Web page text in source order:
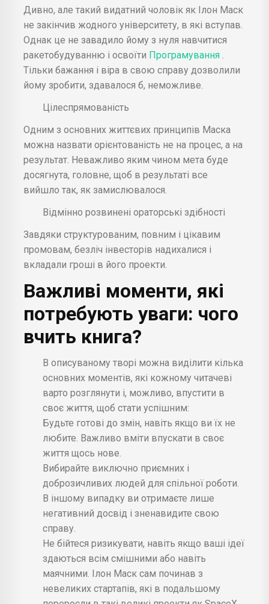
Дивно, але такий видатний чоловік як Ілон Маск
не закінчив жодного університету, в які вступав.
Однак це не завадило йому з нуля навчитися
ракетобудуванню і освоїти Програмування
Тільки бажання і віра в свою справу дозволили
йому зробити, здавалося б, неможливе.
Цілеспрямованість
Одним з основних життєвих принципів Маска
можна назвати орієнтованість не на процес, а на
результат. Неважливо яким чином мета буде
досягнута, головне, щоб в результаті все
вийшло так, як замислювалося.
Відмінно розвинені ораторські здібності
Завдяки структурованим, повним і цікавим
промовам, безліч інвесторів надихалися і
вкладали гроші в його проекти.
Важливі моменти, які
потребують уваги: чого
вчить книга?
В описуваному творі можна виділити кілька
основних моментів, які кожному читачеві
варто розглянути і, можливо, впустити в
своє життя, щоб стати успішним:
Будьте готові до змін, навіть якщо ви їх не
любите. Важливо вміти впускати в своє
життя щось нове.
Вибирайте виключно приємних і
доброзичливих людей для спільної роботи.
В іншому випадку ви отримаєте лише
негативний досвід і зненавидите свою
справу.
Не бійтеся ризикувати, навіть якщо ваші ідеї
здаються всім смішними або навіть
маячними. Ілон Маск сам починав з
невеликих стартапів, які в подальшому